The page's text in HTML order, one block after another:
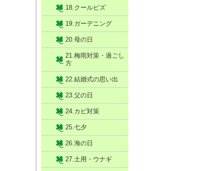
18.クールビズ
19.ガーデニング
20.母の日
21.梅雨対策・過ごし
方
22.結婚式の思い出
23.父の日
24.カビ対策
25.七夕
26.海の日
27.土用・ウナギ